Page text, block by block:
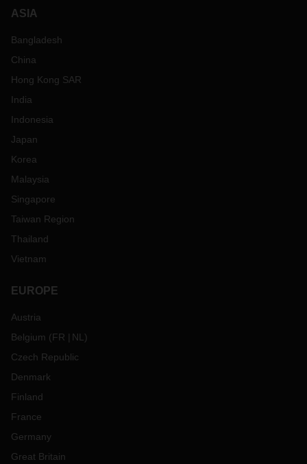
ASIA
Bangladesh
China
Hong Kong SAR
India
Indonesia
Japan
Korea
Malaysia
Singapore
Taiwan Region
Thailand
Vietnam
EUROPE
Austria
Belgium (FR NL )
Czech Republic
Denmark
Finland
France
Germany
Great Britain